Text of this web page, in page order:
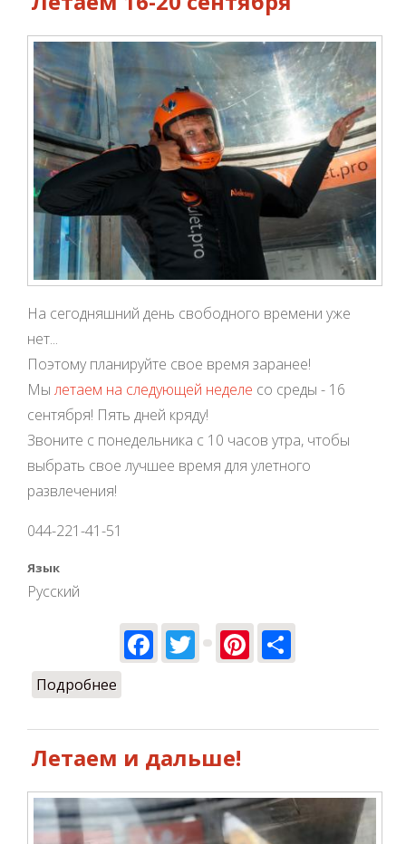
На сегодняшний день свободного времени уже
нет...
Поэтому планируйте свое время заранее!
Мы летаем на следующей неделе со среды - 16
сентября! Пять дней кряду!
Звоните с понедельника с 10 часов утра, чтобы
выбрать свое лучшее время для улетного
развлечения!
044-221-41-51
Язык
Русский
Facebook
TwitterPinterest
Подробнее
Летаем и дальше!